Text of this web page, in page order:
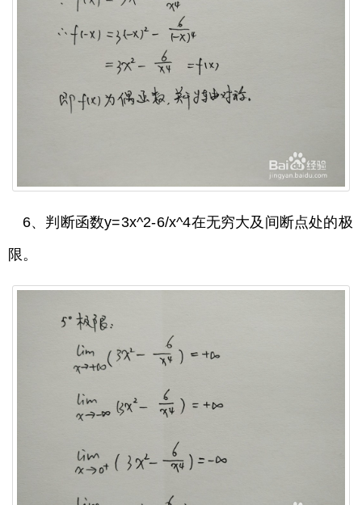
6、判断函数y=3x^2-6/x^4在无穷大及间断点处的极
限。